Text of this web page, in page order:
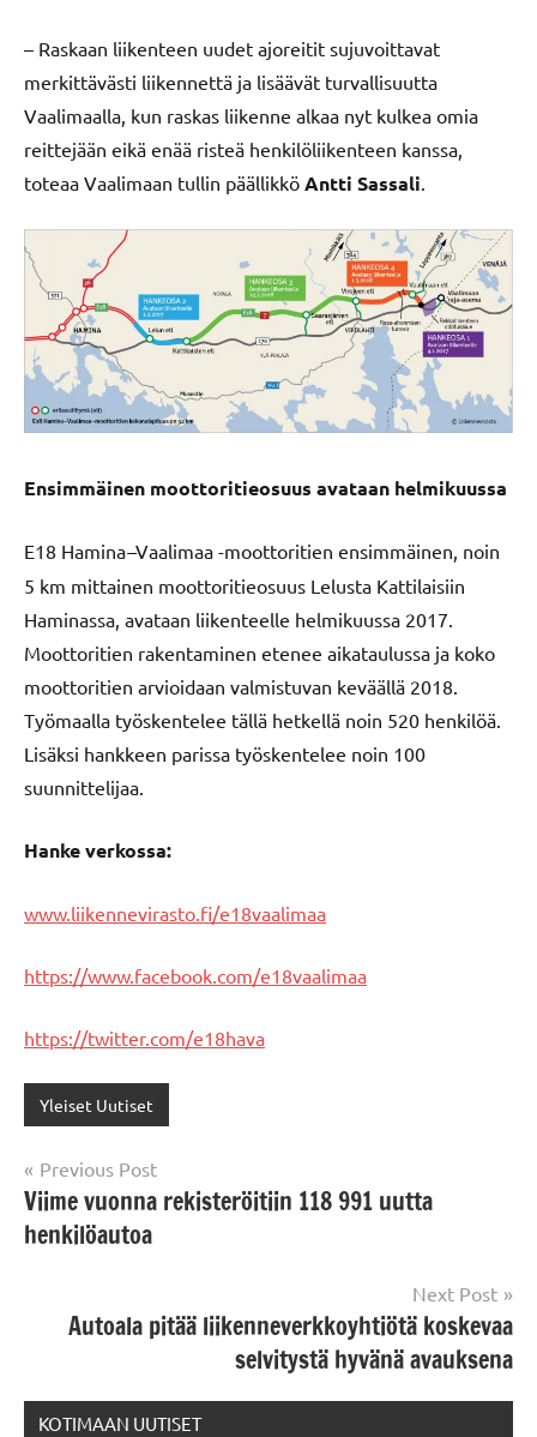
– Raskaan liikenteen uudet ajoreitit sujuvoittavat
merkittävästi liikennettä ja lisäävät turvallisuutta
Vaalimaalla, kun raskas liikenne alkaa nyt kulkea omia
reittejään eikä enää risteä henkilöliikenteen kanssa,
toteaa Vaalimaan tullin päällikkö Antti Sassali
Ensimmäinen moottoritieosuus avataan helmikuussa
E18 Hamina–Vaalimaa -moottoritien ensimmäinen, noin
5 km mittainen moottoritieosuus Lelusta Kattilaisiin
Haminassa, avataan liikenteelle helmikuussa 2017.
Moottoritien rakentaminen etenee aikataulussa ja koko
moottoritien arvioidaan valmistuvan keväällä 2018.
Työmaalla työskentelee tällä hetkellä noin 520 henkilöä.
Lisäksi hankkeen parissa työskentelee noin 100
suunnittelijaa.
Hanke verkossa:
www.liikennevirasto.fi/e18vaalimaa
https://www.facebook.com/e18vaalimaa
https://twitter.com/e18hava
Yleiset Uutiset
Post
navigation
Previous Post
Viime vuonna rekisteröitiin 118 991 uutta
henkilöautoa
Next Post
Autoala pitää liikenneverkkoyhtiötä koskevaa
selvitystä hyvänä avauksena
KOTIMAAN UUTISET